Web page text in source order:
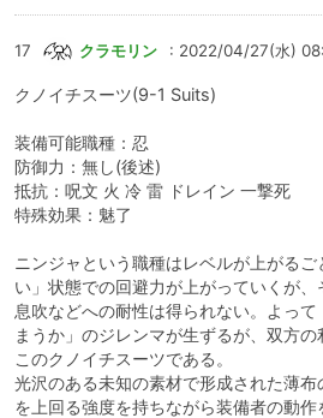
17 クラモリン : 2022/04/27(水)
クノイチスーツ(9-1 Suits)
装備可能職種：忍
防御力：無し(後述)
抵抗：呪文 火 冷 雷 ドレイン 一撃死
特殊効果：魅了
ニンジャという職種はレベルが上がる
い」状態での回避力が上がっていくが
息吹などへの耐性は得られない。よっ
まうか」のジレンマが生ずるが、双方
このクノイチスーツである。
光沢のある未知の素材で形成された薄
を上回る強度を持ちながら装備者の動